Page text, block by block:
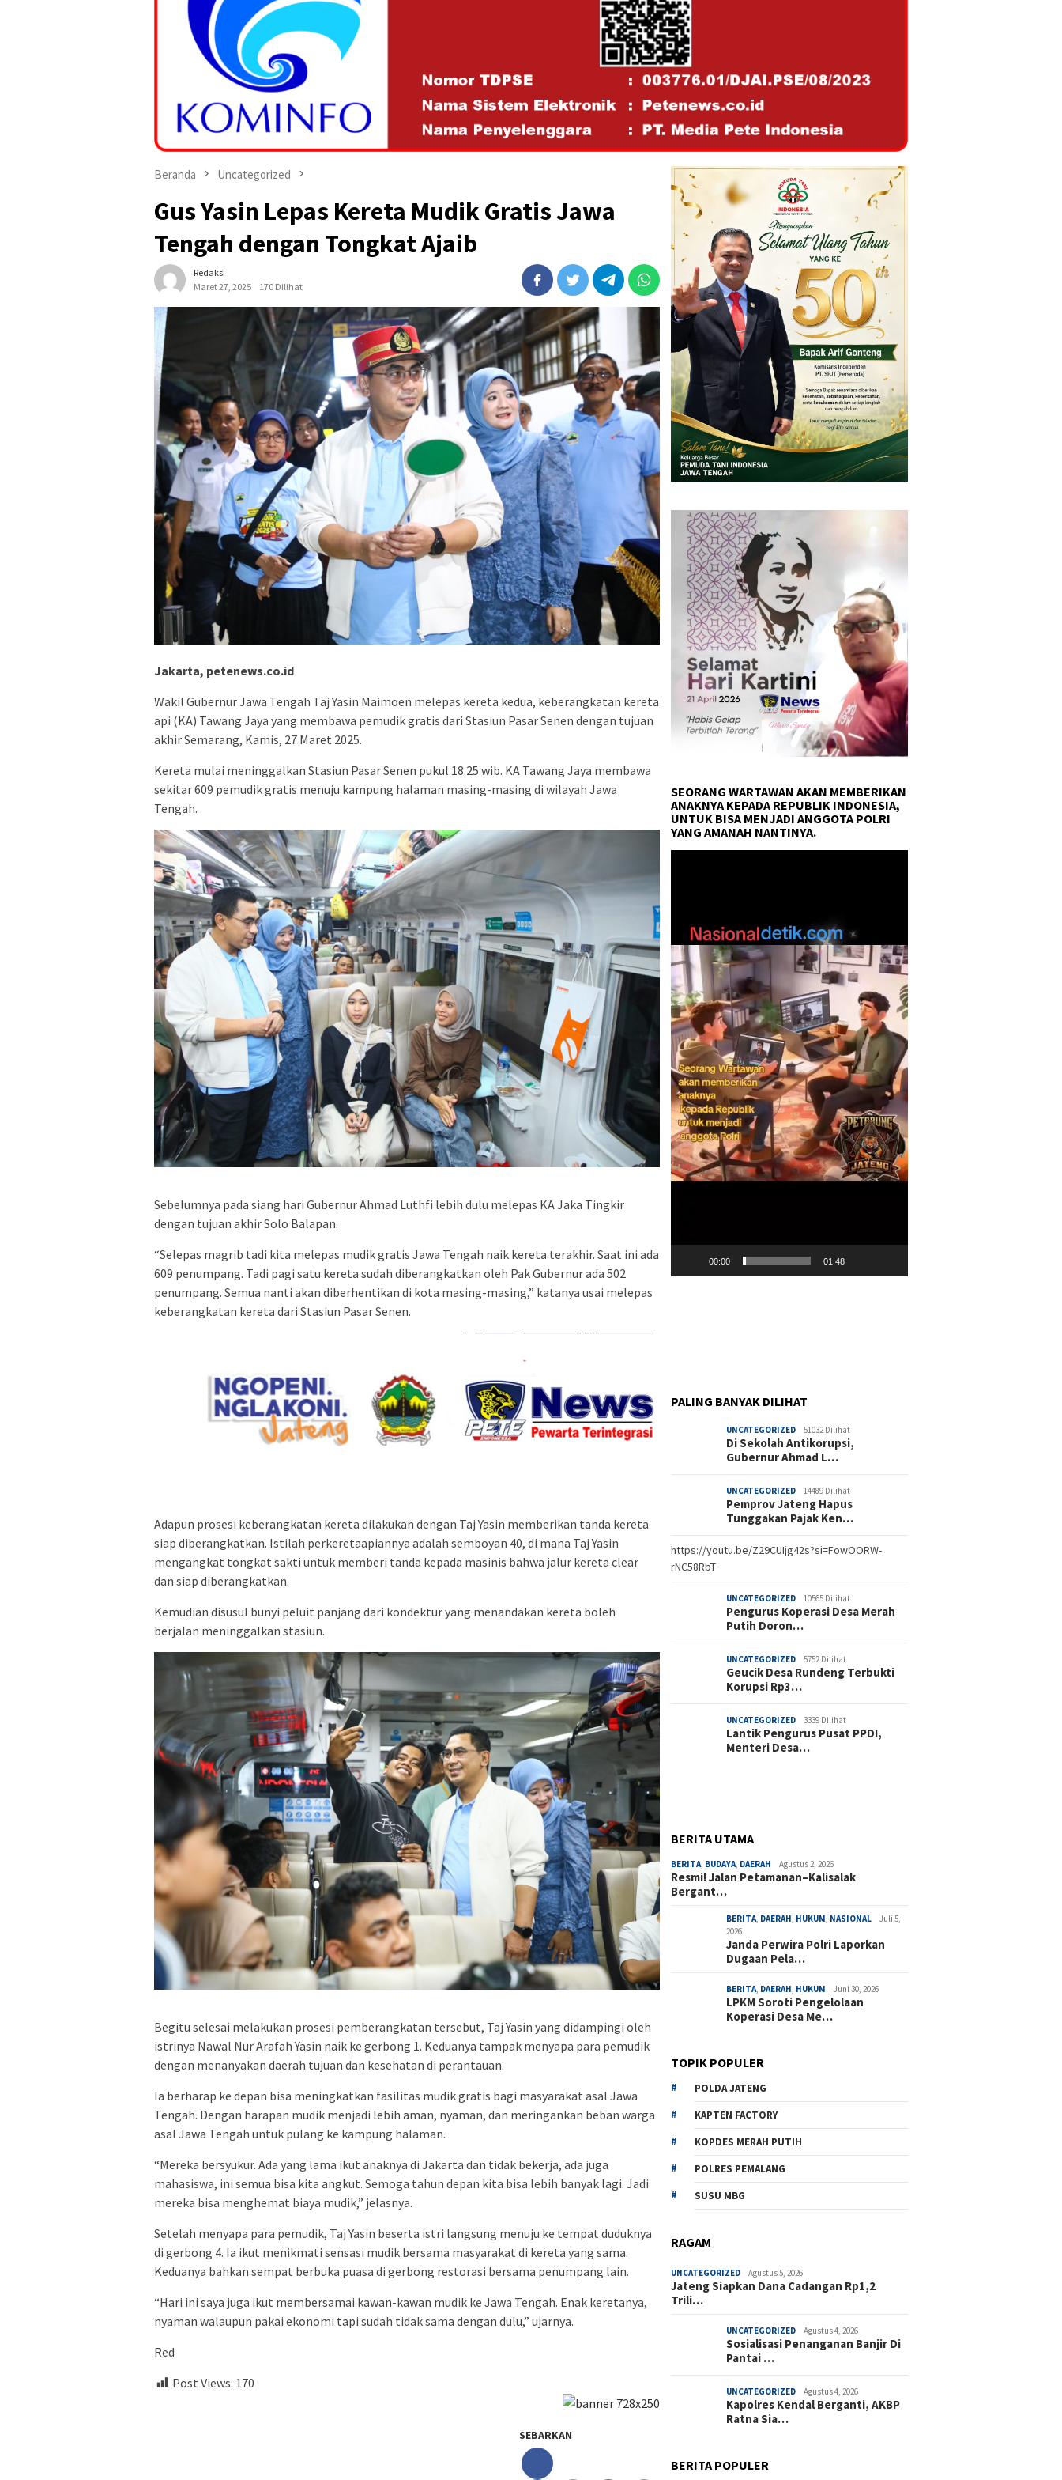
Beranda Uncategorized
Gus Yasin Lepas Kereta Mudik Gratis Jawa
Tengah dengan Tongkat Ajaib
Redaksi
Maret 27, 2025
170 Dilihat
Jakarta, petenews.co.id
Wakil Gubernur Jawa Tengah Taj Yasin Maimoen melepas kereta kedua, keberangkatan kereta
api (KA) Tawang Jaya yang membawa pemudik gratis dari Stasiun Pasar Senen dengan tujuan
akhir Semarang, Kamis, 27 Maret 2025.
Kereta mulai meninggalkan Stasiun Pasar Senen pukul 18.25 wib. KA Tawang Jaya membawa
sekitar 609 pemudik gratis menuju kampung halaman masing-masing di wilayah Jawa
Tengah.
Sebelumnya pada siang hari Gubernur Ahmad Luthfi lebih dulu melepas KA Jaka Tingkir
dengan tujuan akhir Solo Balapan.
“Selepas magrib tadi kita melepas mudik gratis Jawa Tengah naik kereta terakhir. Saat ini ada
609 penumpang. Tadi pagi satu kereta sudah diberangkatkan oleh Pak Gubernur ada 502
penumpang. Semua nanti akan diberhentikan di kota masing-masing,” katanya usai melepas
keberangkatan kereta dari Stasiun Pasar Senen.
Adapun prosesi keberangkatan kereta dilakukan dengan Taj Yasin memberikan tanda kereta
siap diberangkatkan. Istilah perkeretaapiannya adalah semboyan 40, di mana Taj Yasin
mengangkat tongkat sakti untuk memberi tanda kepada masinis bahwa jalur kereta clear
dan siap diberangkatkan.
Kemudian disusul bunyi peluit panjang dari kondektur yang menandakan kereta boleh
berjalan meninggalkan stasiun.
Begitu selesai melakukan prosesi pemberangkatan tersebut, Taj Yasin yang didampingi oleh
istrinya Nawal Nur Arafah Yasin naik ke gerbong 1. Keduanya tampak menyapa para pemudik
dengan menanyakan daerah tujuan dan kesehatan di perantauan.
Ia berharap ke depan bisa meningkatkan fasilitas mudik gratis bagi masyarakat asal Jawa
Tengah. Dengan harapan mudik menjadi lebih aman, nyaman, dan meringankan beban warga
asal Jawa Tengah untuk pulang ke kampung halaman.
“Mereka bersyukur. Ada yang lama ikut anaknya di Jakarta dan tidak bekerja, ada juga
mahasiswa, ini semua bisa kita angkut. Semoga tahun depan kita bisa lebih banyak lagi. Jadi
mereka bisa menghemat biaya mudik,” jelasnya.
Setelah menyapa para pemudik, Taj Yasin beserta istri langsung menuju ke tempat duduknya
di gerbong 4. Ia ikut menikmati sensasi mudik bersama masyarakat di kereta yang sama.
Keduanya bahkan sempat berbuka puasa di gerbong restorasi bersama penumpang lain.
“Hari ini saya juga ikut membersamai kawan-kawan mudik ke Jawa Tengah. Enak keretanya,
nyaman walaupun pakai ekonomi tapi sudah tidak sama dengan dulu,” ujarnya.
Red
Post Views: 170
SEBARKAN
SEORANG WARTAWAN AKAN MEMBERIKAN
ANAKNYA KEPADA REPUBLIK INDONESIA,
UNTUK BISA MENJADI ANGGOTA POLRI
YANG AMANAH NANTINYA.
00:00 01:48
PALING BANYAK DILIHAT
UNCATEGORIZED 51032 Dilihat
Di Sekolah Antikorupsi,
Gubernur Ahmad L…
UNCATEGORIZED 14489 Dilihat
Pemprov Jateng Hapus
Tunggakan Pajak Ken…
https://youtu.be/Z29CUIjg42s?si=FowOORW-
rNC58RbT
UNCATEGORIZED 10565 Dilihat
Pengurus Koperasi Desa Merah
Putih Doron…
UNCATEGORIZED 5752 Dilihat
Geucik Desa Rundeng Terbukti
Korupsi Rp3…
UNCATEGORIZED 3339 Dilihat
Lantik Pengurus Pusat PPDI,
Menteri Desa…
BERITA UTAMA
BERITA, BUDAYA, DAERAH Agustus 2, 2026
Resmi! Jalan Petamanan–Kalisalak
Bergant…
BERITA, DAERAH, HUKUM, NASIONAL
Juli 5,
2026
Janda Perwira Polri Laporkan
Dugaan Pela…
BERITA, DAERAH, HUKUM Juni 30, 2026
LPKM Soroti Pengelolaan
Koperasi Desa Me…
TOPIK POPULER
POLDA JATENG
KAPTEN FACTORY
KOPDES MERAH PUTIH
POLRES PEMALANG
SUSU MBG
RAGAM
UNCATEGORIZED Agustus 5, 2026
Jateng Siapkan Dana Cadangan Rp1,2
Trili…
UNCATEGORIZED Agustus 4, 2026
Sosialisasi Penanganan Banjir Di
Pantai …
UNCATEGORIZED Agustus 4, 2026
Kapolres Kendal Berganti, AKBP
Ratna Sia…
BERITA POPULER